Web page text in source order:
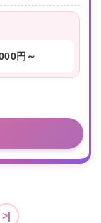
円～
>|